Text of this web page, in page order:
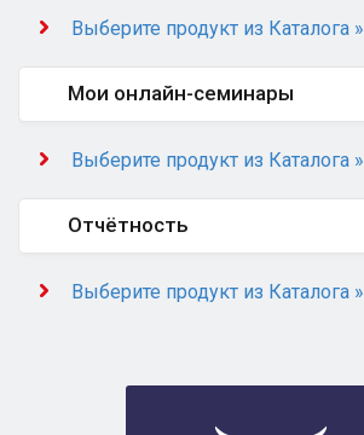
Выберите продукт из Каталога »
Мои онлайн-семинары
Выберите продукт из Каталога »
Отчётность
Выберите продукт из Каталога »